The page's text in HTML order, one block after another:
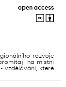
open access
rozvoje
na místní
vzdělávání, které